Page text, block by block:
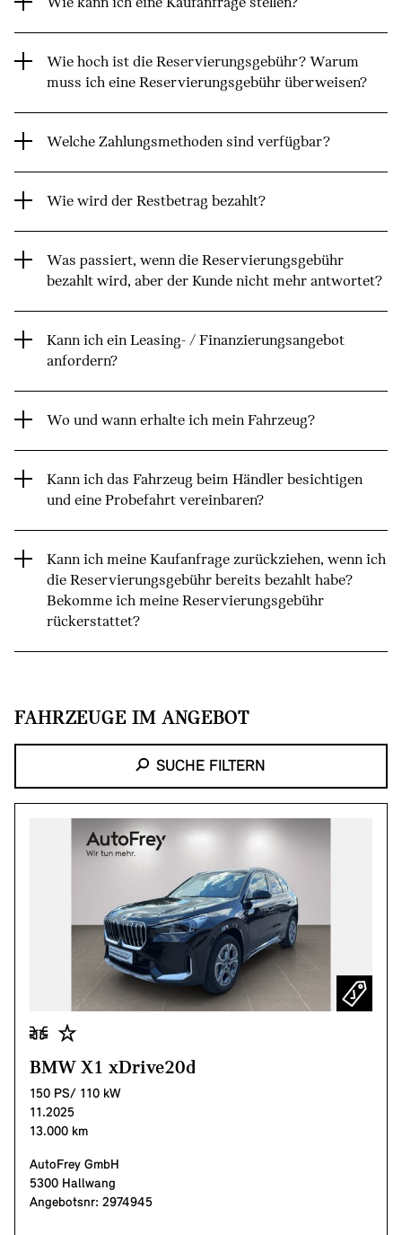
Wie kann ich eine Kaufanfrage stellen?
Wie hoch ist die Reservierungsgebühr? Warum
muss ich eine Reservierungsgebühr überweisen?
Welche Zahlungsmethoden sind verfügbar?
Wie wird der Restbetrag bezahlt?
Was passiert, wenn die Reservierungsgebühr
bezahlt wird, aber der Kunde nicht mehr antwortet?
Kann ich ein Leasing- / Finanzierungsangebot
anfordern?
Wo und wann erhalte ich mein Fahrzeug?
Kann ich das Fahrzeug beim Händler besichtigen
und eine Probefahrt vereinbaren?
Kann ich meine Kaufanfrage zurückziehen, wenn ich
die Reservierungsgebühr bereits bezahlt habe?
Bekomme ich meine Reservierungsgebühr
rückerstattet?
FAHRZEUGE IM ANGEBOT
SUCHE FILTERN
BMW X1 xDrive20d
150 PS/ 110 kW
11.2025
13.000 km
AutoFrey GmbH
5300 Hallwang
Angebotsnr: 2974945